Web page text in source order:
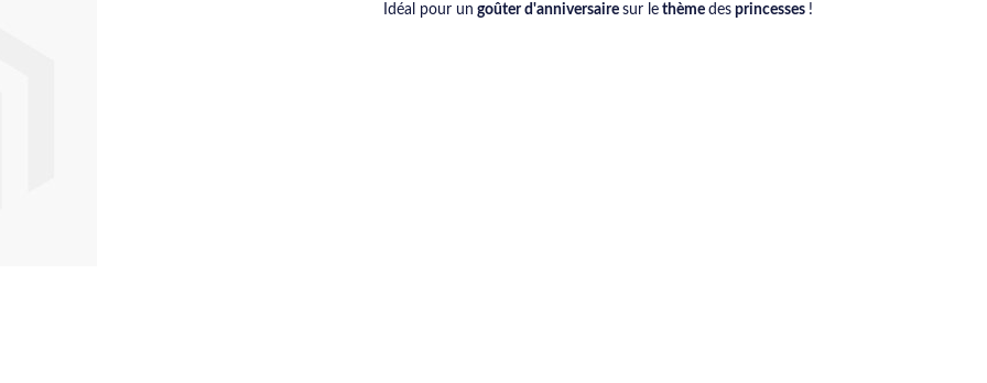
Idéal pour un goûter d'anniversaire sur le thème des princesses !